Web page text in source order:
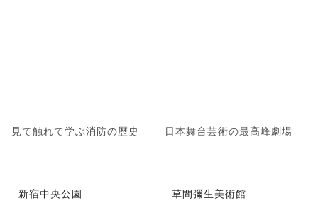
見て触れて学ぶ消防の歴史 日本舞台芸術の最高峰劇場
新宿中央公園 草間彌生美術館